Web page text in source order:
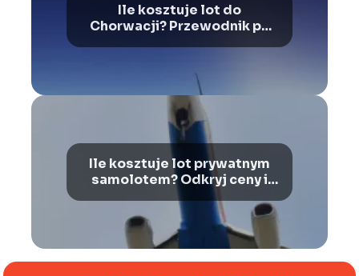
Ile kosztuje lot do
Chorwacji? Przewodnik po
Ile kosztuje lot prywatnym
samolotem? Odkryj ceny i
korzyści